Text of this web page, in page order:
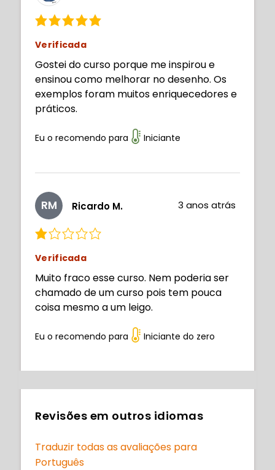
Verificada
Gostei do curso porque me inspirou e
ensinou como melhorar no desenho. Os
exemplos foram muitos enriquecedores e
práticos.
Eu o recomendo para Iniciante
RM Ricardo M. 3 anos atrás
Verificada
Muito fraco esse curso. Nem poderia ser
chamado de um curso pois tem pouca
coisa mesmo a um leigo.
Eu o recomendo para Iniciante do zero
Revisões em outros idiomas
Traduzir todas as avaliações para
Português